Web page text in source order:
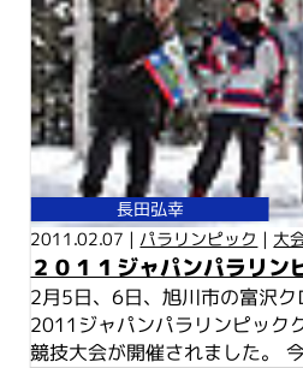
長田弘幸
2011.02.07 | パラリンピック | 大
２０１１ジャパンパラリン
2月5日、6日、旭川市の富沢
2011ジャパンパラリンピック
競技大会が開催されました。